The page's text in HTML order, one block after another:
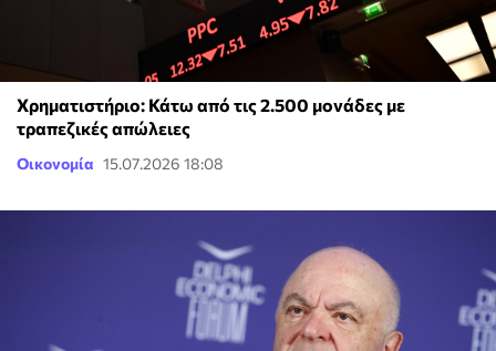
Χρηματιστήριο: Κάτω από τις 2.500 μονάδες με
τραπεζικές απώλειες
Οικονομία 15.07.2026 18:08